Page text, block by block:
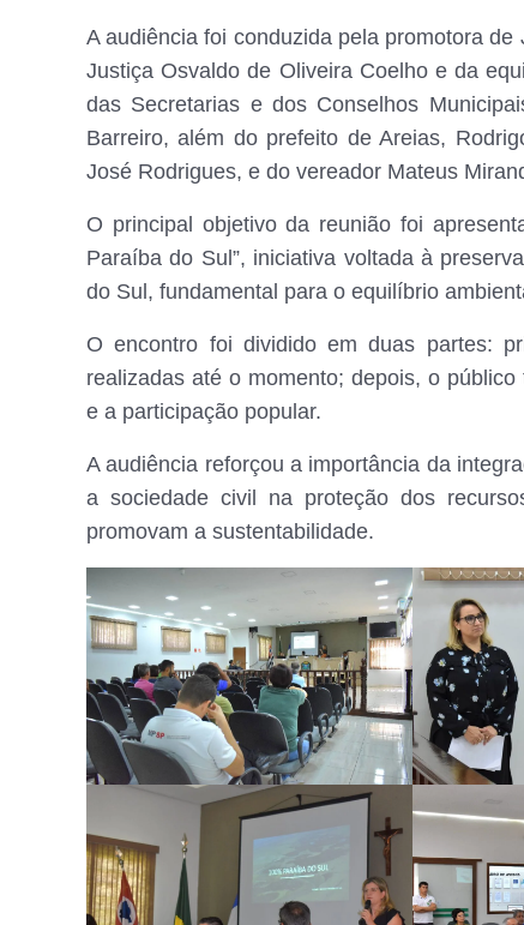
A audiência foi conduzida pela promotora
Justiça Osvaldo de Oliveira Coelho e da
das Secretarias e dos Conselhos
Barreiro, além do prefeito de Areias,
José Rodrigues, e do vereador Mateus
O principal objetivo da reunião foi
Paraíba do Sul”, iniciativa voltada à
do Sul, fundamental para o equilíbrio
O encontro foi dividido em duas partes:
realizadas até o momento; depois, o
e a participação popular.
A audiência reforçou a importância da
a sociedade civil na proteção dos
promovam a sustentabilidade.